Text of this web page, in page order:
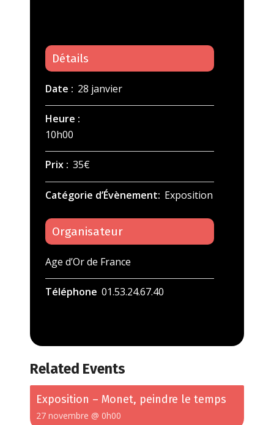
Détails
Date : 28 janvier
Heure :
10h00
Prix : 35€
Catégorie d’Évènement: Exposition
Organisateur
Age d’Or de France
Téléphone 01.53.24.67.40
Related Events
Exposition – Monet, peindre le temps
27 novembre @ 0h00